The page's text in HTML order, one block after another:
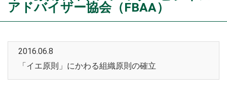
アドバイザー協会（FBAA）
2016.06.8
「イエ原則」にかわる組織原則の確立